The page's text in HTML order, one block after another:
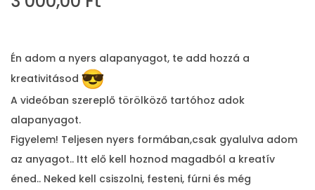
Én adom a nyers alapanyagot, te add hozzá a
kreativitásod
A videóban szereplő törölköző tartóhoz adok
alapanyagot.
Figyelem! Teljesen nyers formában,csak gyalulva adom
az anyagot.. Itt elő kell hoznod magadból a kreatív
éned.. Neked kell csiszolni, festeni, fúrni és még